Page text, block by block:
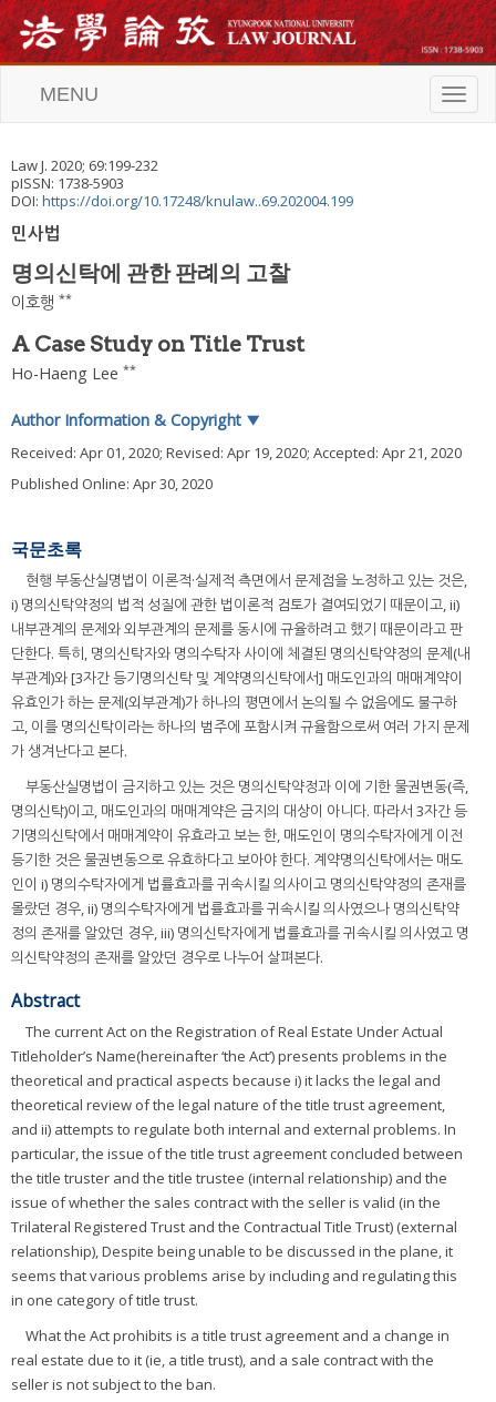
T
o
MENU
Law J. 2020; 69:199-232
pISSN: 1738-5903
DOI: https://doi.org/10.17248/knulaw..69.202004.199
민사법
명의신탁에 관한 판례의 고찰
이호행 **
A Case Study on Title Trust
Ho-Haeng Lee **
Author Information & Copyright ▼
Received: Apr 01, 2020; Revised: Apr 19, 2020; Accepted: Apr 21, 2020
Published Online: Apr 30, 2020
국문초록
현행 부동산실명법이 이론적·실제적 측면에서 문제점을 노정하고 있는 것은,
i) 명의신탁약정의 법적 성질에 관한 법이론적 검토가 결여되었기 때문이고, ii)
내부관계의 문제와 외부관계의 문제를 동시에 규율하려고 했기 때문이라고 판
단한다. 특히, 명의신탁자와 명의수탁자 사이에 체결된 명의신탁약정의 문제(내
부관계)와 [3자간 등기명의신탁 및 계약명의신탁에서] 매도인과의 매매계약이
유효인가 하는 문제(외부관계)가 하나의 평면에서 논의될 수 없음에도 불구하
고, 이를 명의신탁이라는 하나의 범주에 포함시켜 규율함으로써 여러 가지 문제
가 생겨난다고 본다.
부동산실명법이 금지하고 있는 것은 명의신탁약정과 이에 기한 물권변동(즉,
명의신탁)이고, 매도인과의 매매계약은 금지의 대상이 아니다. 따라서 3자간 등
기명의신탁에서 매매계약이 유효라고 보는 한, 매도인이 명의수탁자에게 이전
등기한 것은 물권변동으로 유효하다고 보아야 한다. 계약명의신탁에서는 매도
인이 i) 명의수탁자에게 법률효과를 귀속시킬 의사이고 명의신탁약정의 존재를
몰랐던 경우, ii) 명의수탁자에게 법률효과를 귀속시킬 의사였으나 명의신탁약
정의 존재를 알았던 경우, iii) 명의신탁자에게 법률효과를 귀속시킬 의사였고 명
의신탁약정의 존재를 알았던 경우로 나누어 살펴본다.
Abstract
The current Act on the Registration of Real Estate Under Actual
Titleholder’s Name(hereinafter ‘the Act’) presents problems in the
theoretical and practical aspects because i) it lacks the legal and
theoretical review of the legal nature of the title trust agreement,
and ii) attempts to regulate both internal and external problems. In
particular, the issue of the title trust agreement concluded between
the title truster and the title trustee (internal relationship) and the
issue of whether the sales contract with the seller is valid (in the
Trilateral Registered Trust and the Contractual Title Trust) (external
relationship), Despite being unable to be discussed in the plane, it
seems that various problems arise by including and regulating this
in one category of title trust.
What the Act prohibits is a title trust agreement and a change in
real estate due to it (ie, a title trust), and a sale contract with the
seller is not subject to the ban.